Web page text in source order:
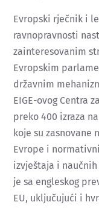
Evropski rječnik i
ravnopravnosti
zainteresovanim
Evropskim
državnim
EIGE-ovog Centra
preko 400 izraza
koje su zasnovane
Evrope i
izvještaja i
je sa engleskog
EU, uključujući i